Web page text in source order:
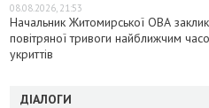
08.08.2026, 21:53
Начальник Житомирської ОВА
повітряної тривоги найближчим
укриттів
ДІАЛОГИ